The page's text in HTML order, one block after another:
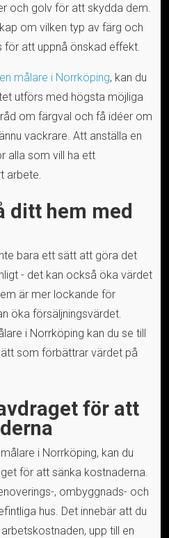
och golv för att skydda dem.
om vilken typ av färg och
för att uppnå önskad effekt.
målare i Norrköping, kan du
utförs med högsta möjliga
om färgval och få idéer om
vackrare. Att anställa en
alla som vill ha ett
arbete.
ditt hem med
bara ett sätt att göra det
- det kan också öka värdet
är mer lockande för
öka försäljningsvärdet.
i Norrköping kan du se till
som förbättrar värdet på
för att
i Norrköping, kan du
för att sänka kostnaderna.
, ombyggnads- och
hus. Det innebär att du
upp till en